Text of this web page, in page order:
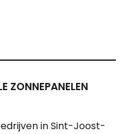
ZONNEPANELEN
in Sint-Joost-